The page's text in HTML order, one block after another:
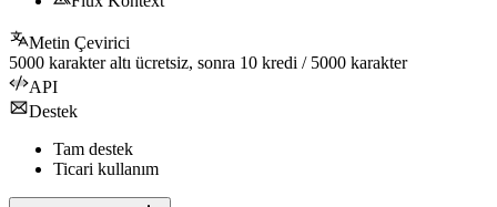
Metin Çevirici
5000 karakter altı ücretsiz, sonra 10 kredi / 5000 karakter
API
Destek
Tam destek
Ticari kullanım